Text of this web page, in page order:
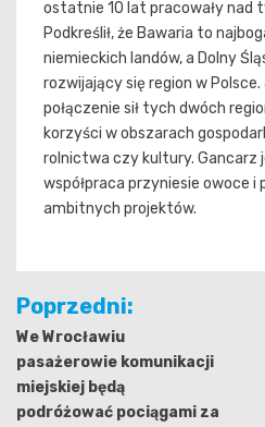
ostatnie 10 lat pracowały nad
Podkreślił, że Bawaria to
niemieckich landów, a Dolny
rozwijający się region w
połączenie sił tych dwóch
korzyści w obszarach
rolnictwa czy kultury. Gancarz
współpraca przyniesie owoce
ambitnych projektów.
Nawigacja
wpisu
Poprzedni:
We Wrocławiu
pasażerowie komunikacji
miejskiej będą
podróżować pociągami za